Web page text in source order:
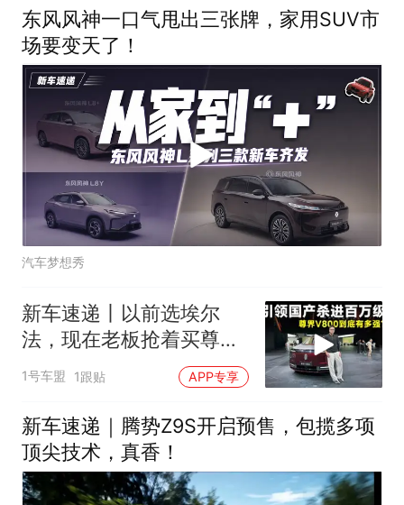
东风风神一口气甩出三张牌，家用SUV市
场要变天了！
汽车梦想秀
新车速递丨以前选埃尔
法，现在老板抢着买尊界
V800？
1号车盟 1跟贴 APP专享
新车速递｜腾势Z9S开启预售，包揽多项
顶尖技术，真香！